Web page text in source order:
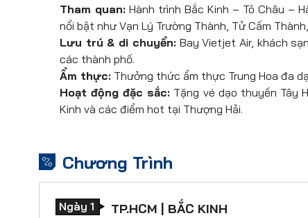
Tham quan: Hành trình Bắc Kinh – Tô Châu –
nổi bật như Vạn Lý Trường Thành, Tử Cấm
Lưu trú & di chuyển:Bay Vietjet Air, khách
các thành phố.
Ẩm thực: Thưởng thức ẩm thực Trung Hoa đa
Hoạt động đặc sắc: Tặng vé dạo thuyền Tây
Kinh và các điểm hot tại Thượng Hải.
Chương Trình
Ngày 1 TP.HCM | BẮC KINH